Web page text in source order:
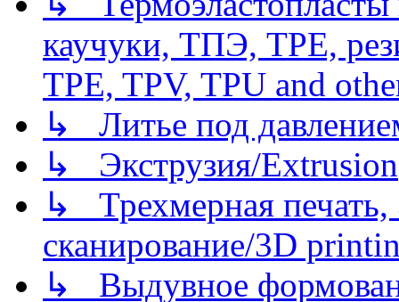
каучуки, ТПЭ, TPE,
TPE, TPV, TPU and
↳ Литье под
↳ Экструзия/Extrusion
↳ Трехмерная
сканирование/3D
↳ Выдувное